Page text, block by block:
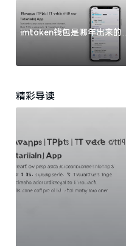
imtoken钱包是哪年出来的？
一文给你说清楚
精彩导读